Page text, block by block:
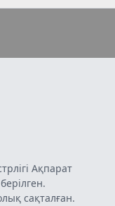
Ақпарат
сақталған.